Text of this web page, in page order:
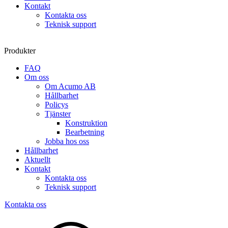
Kontakt
Kontakta oss
Teknisk support
Produkter
FAQ
Om oss
Om Acumo AB
Hållbarhet
Policys
Tjänster
Konstruktion
Bearbetning
Jobba hos oss
Hållbarhet
Aktuellt
Kontakt
Kontakta oss
Teknisk support
Kontakta oss